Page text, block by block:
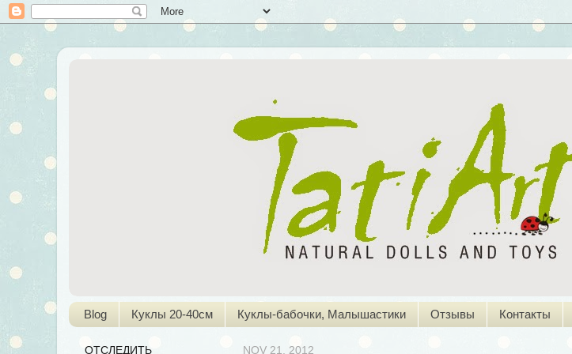
Blog Куклы 20-40см Куклы-бабочки, Малышастики Отзывы Контакты
NOV 21, 2012
ОТСЛЕДИТЬ